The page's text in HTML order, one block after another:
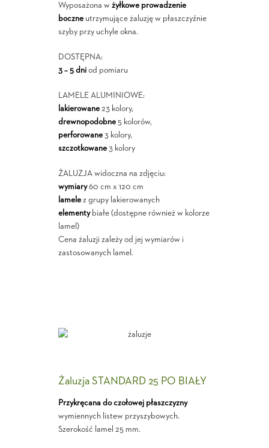
Wyposażona w żyłkowe prowadzenie
boczneutrzymujące żaluzję w płaszczyźnie
szyby przy uchyle okna.
DOSTĘPNA:
3 – 5 dniod pomiaru
LAMELE ALUMINIOWE:
lakierowane23 kolory,
drewnopodobne5 kolorów,
perforowane3 kolory,
szczotkowane3 kolory
ŻALUZJA widoczna na zdjęciu:
wymiary60 cm x 120 cm
lamelez grupy lakierowanych
elementybiałe (dostępne również w kolorze
lamel)
Cena żaluzji zależy od jej wymiarów i
zastosowanych lamel.
Żaluzja STANDARD 25 PO BIAŁY
Przykręcana do czołowej płaszczyzny
wymiennych listew przyszybowych.
Szerokość lamel 25 mm.